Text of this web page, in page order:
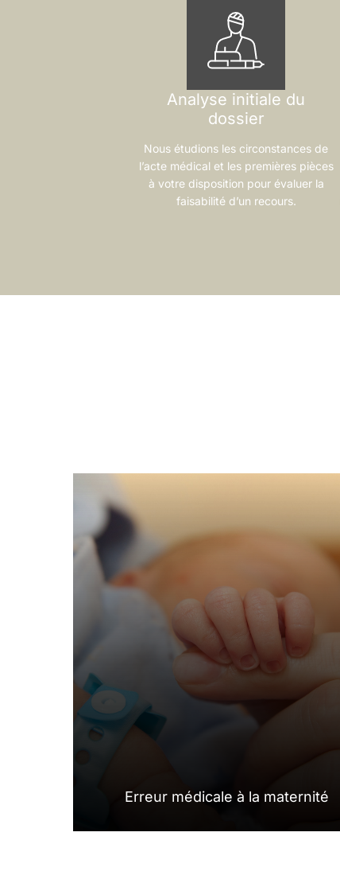
Analyse initiale du
dossier
Nous étudions les circonstances de
l’acte médical et les premières pièces
à votre disposition pour évaluer la
faisabilité d’un recours.
Erreur médicale à la maternité